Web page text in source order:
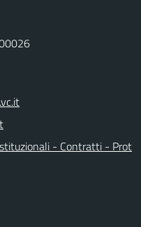
- Contratti - Prot